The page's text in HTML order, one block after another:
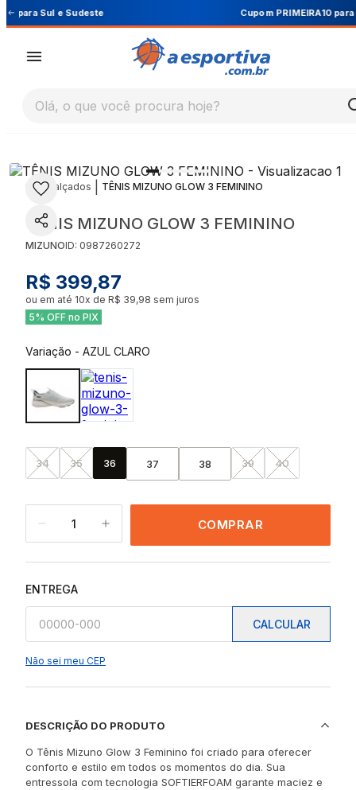
Cupom PRIMEIRA10 para 10% OFF na 1ª compra
Olá, o que você procura hoje?
| Calçados TÊNIS MIZUNO GLOW 3 FEMININO
TÊNIS MIZUNO GLOW 3 FEMININO
MIZUNOID: 0987260272
R$ 399,87
ou em até 10x de R$ 39,98 sem juros
5% OFF no PIX
Variação - AZUL CLARO
34 35 36 37 38 39 40
1 COMPRAR
ENTREGA
CALCULAR
Não sei meu CEP
DESCRIÇÃO DO PRODUTO
O Tênis Mizuno Glow 3 Feminino foi criado para oferecer
conforto e estilo em todos os momentos do dia. Sua
entressola com tecnologia SOFTIERFOAM garante maciez e